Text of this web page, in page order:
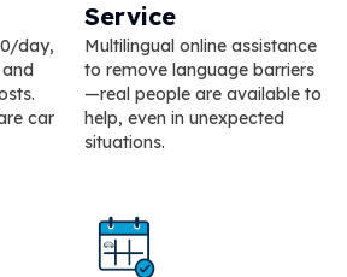
day,
car
Service
Multilingual online assistance
to remove language barriers
—real people are available to
help, even in unexpected
situations.